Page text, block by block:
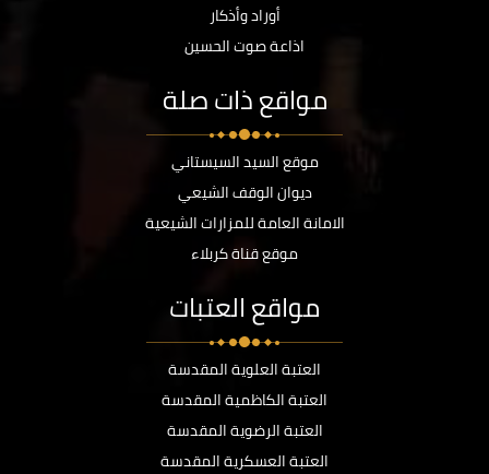
أوراد وأذكار
اذاعة صوت الحسين
مواقع ذات صلة
موقع السيد السيستاني
ديوان الوقف الشيعي
الامانة العامة للمزارات الشيعية
موقع قناة كربلاء
مواقع العتبات
العتبة العلوية المقدسة
العتبة الكاظمية المقدسة
العتبة الرضوية المقدسة
العتبة العسكرية المقدسة